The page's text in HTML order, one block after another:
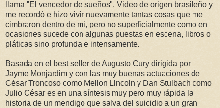
llama "El vendedor de sueños". Video de origen brasileño y
me recordó e hizo vivir nuevamente tantas cosas que me
cimbraron dentro de mi, pero no superficialmente como en
ocasiones sucede con algunas puestas en escena, libros o
pláticas sino profunda e intensamente.
Basada en el best seller de Augusto Cury dirigida por
Jayme Monjardim y con las muy buenas actuaciones de
César Troncoso como Mellon Lincoln y Dan Stulbach como
Julio César es en una síntesis muy pero muy rápida la
historia de un mendigo que salva del suicidio a un gran